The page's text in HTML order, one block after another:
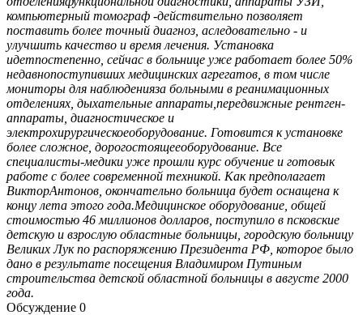
компьютерный томограф -действительно позволяет
поставить более точный диагноз, аследовательно - и
улучшить качество и время лечения. Установка
идетпостепенно, сейчас в больнице уже работает более 50%
недавнопоступивших медицинских агрегатов, в том числе
мониторы для наблюденияза больными в реанимационных
отделениях, дыхательные аппараты,передвижные рентген-
аппараты, диагностическое и
электрохирургическоеоборудование. Готовится к установке
более сложное, дорогостоящееоборудование. Все
специалисты-медики уже прошли курс обучение и готовык
работе с более современной техникой. Как предполагает
ВикторАнтонов, окончательно больница будет оснащена к
концу лета этого года.Медицинское оборудование, общей
стоимостью 46 миллионов долларов, поступило в псковские
детскую и взрослую областные больницы, городскую больницу
Великих Лук по распоряжению Президента РФ, которое было
дано в результате посещения Владимиром Путиным
строительства детской областной больницы в августе 2000
года.
Обсуждение 0